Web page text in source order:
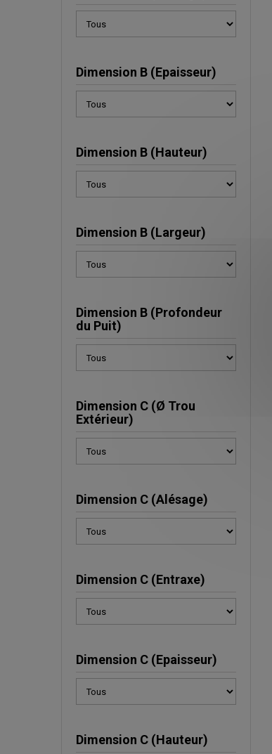
Dimension B (Epaisseur)
Dimension B (Hauteur)
Dimension B (Largeur)
Dimension B (Profondeur
du Puit)
Dimension C (Ø Trou
Extérieur)
Dimension C (Alésage)
Dimension C (Entraxe)
Dimension C (Epaisseur)
Dimension C (Hauteur)